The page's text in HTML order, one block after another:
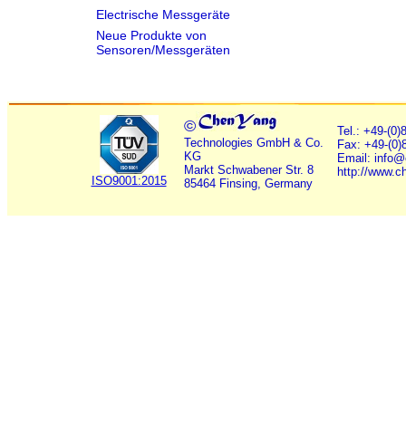
Electrische Messgeräte
Neue Produkte von
Sensoren/Messgeräten
ISO9001:2015
©
Technologies GmbH & Co.
KG
Markt Schwabener Str. 8
85464 Finsing, Germany
Tel.: +49-
Fax: +49-
Email:
http://